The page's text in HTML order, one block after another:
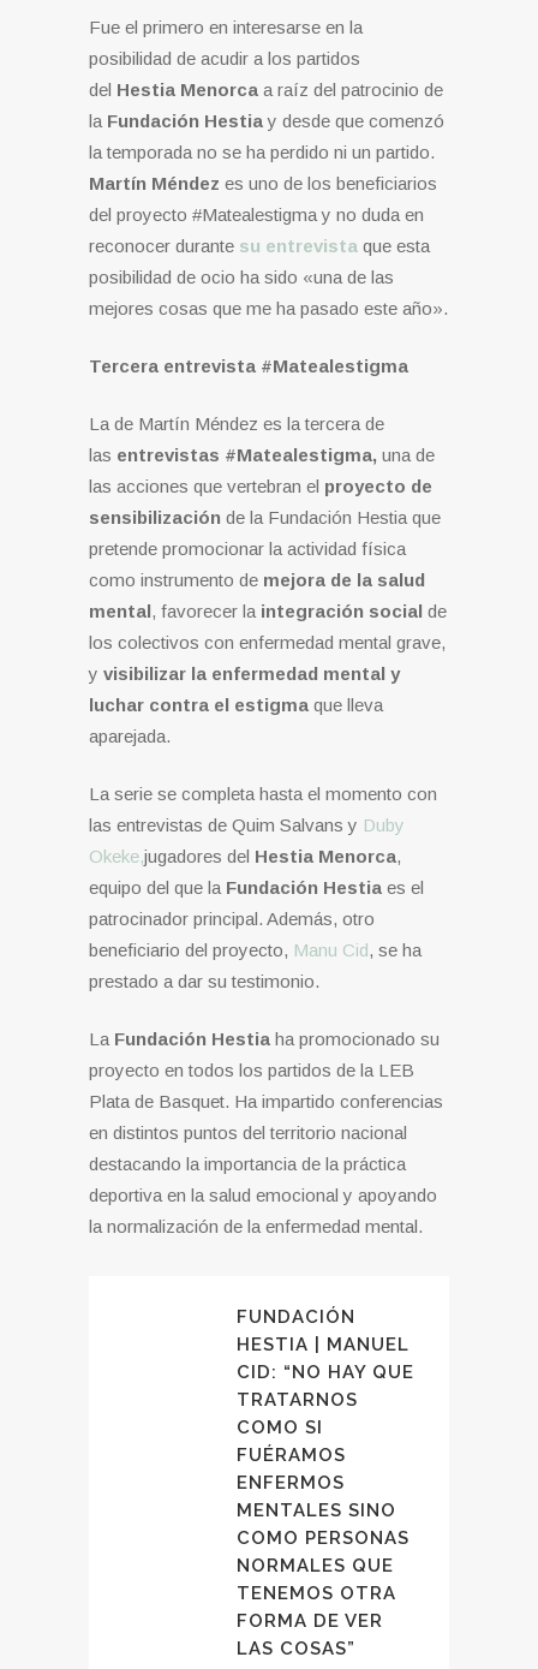
Fue el primero en interesarse en la
posibilidad de acudir a los partidos
del Hestia Menorca a raíz del patrocinio de
la Fundación Hestiay desde que comenzó
la temporada no se ha perdido ni un partido.
Martín Méndez es uno de los beneficiarios
del proyecto #Matealestigma y no duda en
reconocer durante su entrevista que esta
posibilidad de ocio ha sido «una de las
mejores cosas que me ha pasado este año».
Tercera entrevista #Matealestigma
La de Martín Méndez es la tercera de
las entrevistas #Matealestigma, una de
las acciones que vertebran el proyecto de
sensibilización de la Fundación Hestia que
pretende promocionar la actividad física
como instrumento de mejora de la salud
mental, favorecer la integración social de
los colectivos con enfermedad mental grave,
y visibilizar la enfermedad mental y
luchar contra el estigma que lleva
aparejada.
La serie se completa hasta el momento con
las entrevistas de Quim Salvans y Duby
Okeke,jugadores del Hestia Menorca,
equipo del que la Fundación Hestia es el
patrocinador principal. Además, otro
beneficiario del proyecto, Manu Cid, se ha
prestado a dar su testimonio.
La Fundación Hestia ha promocionado su
proyecto en todos los partidos de la LEB
Plata de Basquet. Ha impartido conferencias
en distintos puntos del territorio nacional
destacando la importancia de la práctica
deportiva en la salud emocional y apoyando
la normalización de la enfermedad mental.
FUNDACIÓN
HESTIA | MANUEL
CID: “NO HAY QUE
TRATARNOS
COMO SI
FUÉRAMOS
ENFERMOS
MENTALES SINO
COMO PERSONAS
NORMALES QUE
TENEMOS OTRA
FORMA DE VER
LAS COSAS”